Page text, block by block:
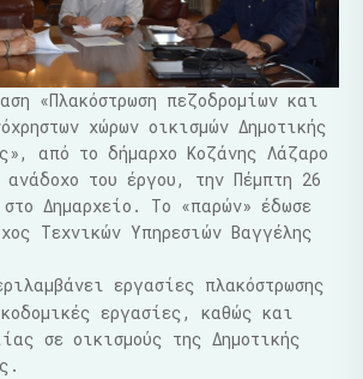
«Πλακόστρωση πεζοδρομίων και
χώρων οικισμών Δημοτικής
από το δήμαρχο Κοζάνης Λάζαρο
του έργου, την Πέμπτη 26
Δημαρχείο. Το «παρών» έδωσε
Τεχνικών Υπηρεσιών Βαγγέλης
εργασίες πλακόστρωσης
εργασίες, καθώς και
σε οικισμούς της Δημοτικής